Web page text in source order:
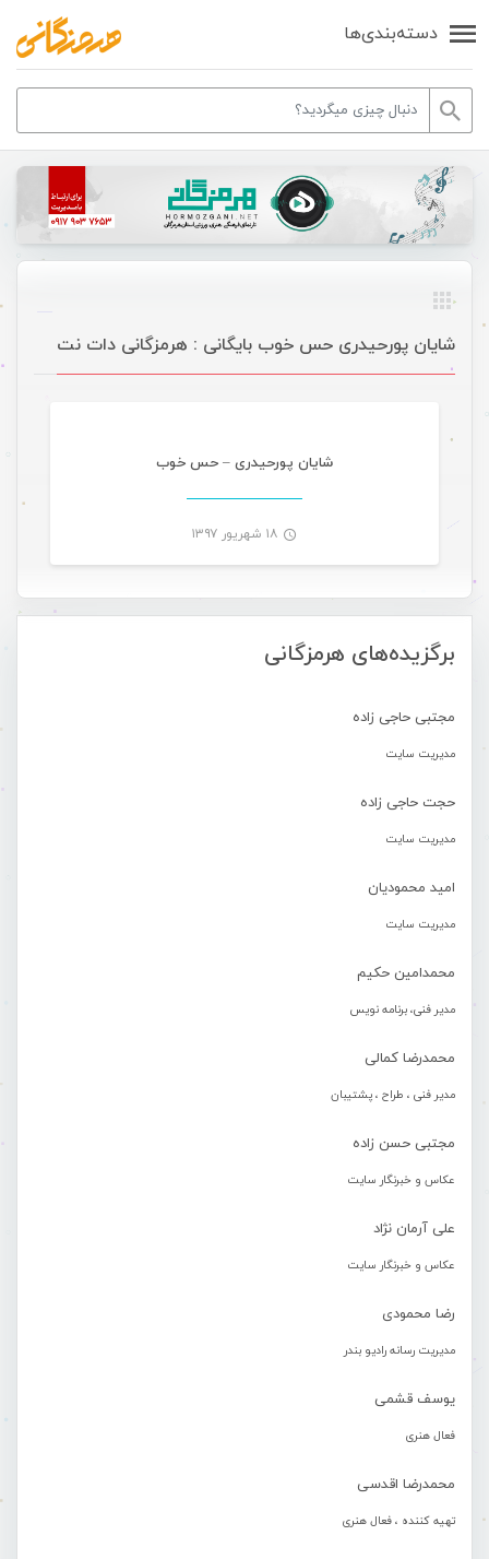
دسته‌بندی‌ها
برگزیده‌های هرمزگانی
مجتبی حاجی زاده
مدیریت سایت
حجت حاجی زاده
مدیریت سایت
امید محمودیان
مدیریت سایت
محمدامین حکیم
مدیر فنی، برنامه نویس
محمدرضا کمالی
مدیر فنی ، طراح ، پشتیبان
مجتبی حسن زاده
عکاس و خبرنگار سایت
علی آرمان نژاد
عکاس و خبرنگار سایت
رضا محمودی
مدیریت رسانه رادیو بندر
یوسف قشمی
فعال هنری
محمدرضا اقدسی
تهیه کننده ، فعال هنری
شایان پورحیدری حس خوب بایگانی : هرمزگانی دات نت
شایان پورحیدری – حس خوب
۱۸ شهریور ۱۳۹۷